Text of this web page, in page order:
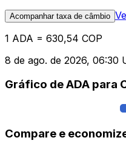
Acompanhar taxa de câmbio
1 ADA = 630,54 COP
8 de ago. de 2026, 06:30
Gráfico de ADA para
Compare e